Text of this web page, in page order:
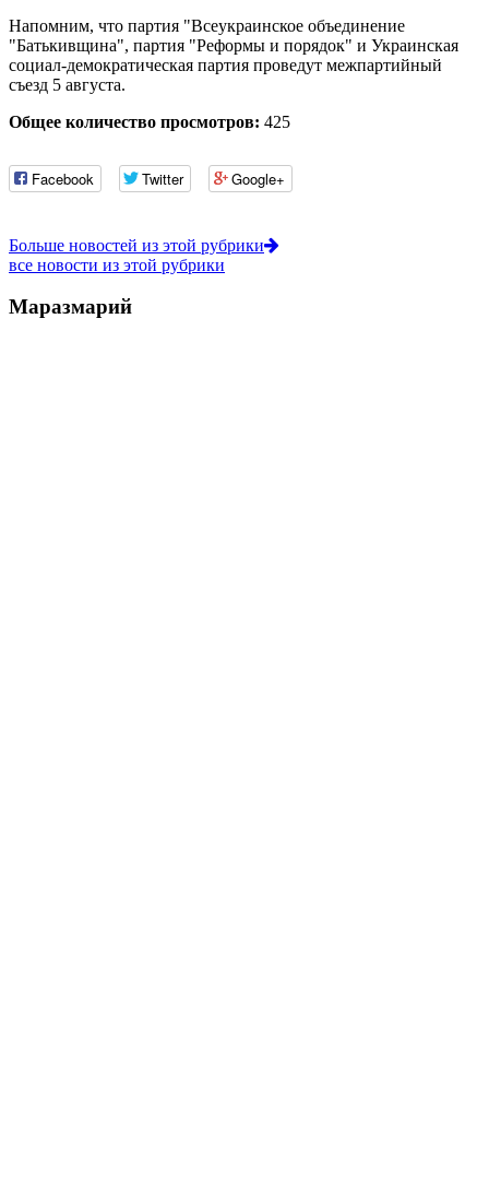
Напомним, что партия "Всеукраинское объединение
"Батькивщина", партия "Реформы и порядок" и Украинская
социал-демократическая партия проведут межпартийный
съезд 5 августа.
Общее количество просмотров: 425
Facebook Twitter Google+
Больше новостей из этой рубрики
все новости из этой рубрики
Маразмарий